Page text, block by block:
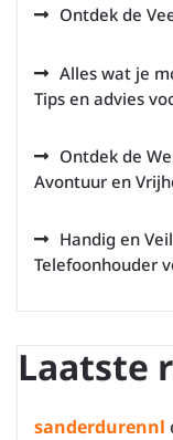
Ontdek de
Alles wat je
Tips en advies
Ontdek de
Avontuur en
Handig en
Telefoonhouder
Laatste
sanderdurennl